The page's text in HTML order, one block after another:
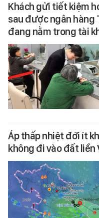
Khách gửi tiết kiệm
sau được ngân hàng
đang nằm trong tài
Áp thấp nhiệt đới ít
không đi vào đất liền